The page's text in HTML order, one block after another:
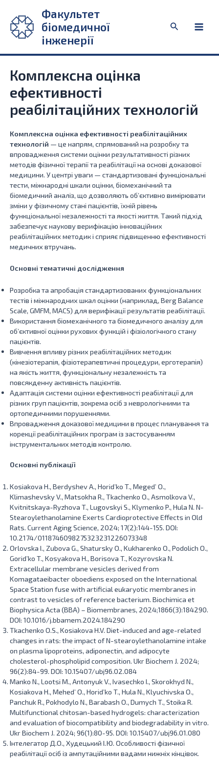
вмісту
Факультет
біомедичної
інженерії
Пошук
Комплексна оцінка
ефективності
реабілітаційних технологій
Комплексна оцінка ефективності реабілітаційних
технологій — це напрям, спрямований на розробку та
впровадження системи оцінки результативності різних
методів фізичної терапії та реабілітації на основі доказової
медицини. У центрі уваги — стандартизовані функціональні
тести, міжнародні шкали оцінки, біомеханічний та
біомедичний аналіз, що дозволяють об’єктивно вимірювати
зміни у фізичному стані пацієнтів, їхній рівень
функціональної незалежності та якості життя. Такий підхід
забезпечує наукову верифікацію інноваційних
реабілітаційних методик і сприяє підвищенню ефективності
медичних втручань.
Основні тематичні дослідження
Розробка та апробація стандартизованих функціональних
тестів і міжнародних шкал оцінки (наприклад, Berg Balance
Scale, GMFM, MACS) для верифікації результатів реабілітації.
Використання біомеханічного та біомедичного аналізу для
об’єктивної оцінки рухових функцій і фізіологічного стану
пацієнтів.
Вивчення впливу різних реабілітаційних методик
(кінезіотерапія, фізіотерапевтичні процедури, ерготерапія)
на якість життя, функціональну незалежність та
повсякденну активність пацієнтів.
Адаптація системи оцінки ефективності реабілітації для
різних груп пацієнтів, зокрема осіб з неврологічними та
ортопедичними порушеннями.
Впровадження доказової медицини в процес планування та
корекції реабілітаційних програм із застосуванням
інструментальних методів контролю.
Основні публікації
Kosiakova H., Berdyshev A., Horid’ko T., Meged’ O.,
Klimashevsky V., Matsokha R., Tkachenko O., Asmolkova V.,
Kvitnitskaya-Ryzhova T., Lugovskyi S., Klymenko P., Hula N. N-
Stearoylethanolamine Exerts Cardioprotective Effects in Old
Rats. Current Aging Science, 2024; 17(2):144-155. DOI:
10.2174/0118746098275323231226073348
Orlovska I., Zubova G., Shatursky O., Kukharenko O., Podolich O.,
Gorid’ko T., Kosyakova H., Borisova T., Kozyrovska N.
Extracellular membrane vesicles derived from
Komagataeibacter oboediens exposed on the International
Space Station fuse with artificial eukaryotic membranes in
contrast to vesicles of reference bacterium. Biochimica et
Biophysica Acta (BBA) – Biomembranes, 2024;1866(3):184290.
DOI: 10.1016/j.bbamem.2024.184290
Tkachenko O.S., Kosiakova H.V. Diet-induced and age-related
changes in rats: the impact of N-stearoylethanolamine intake
on plasma lipoproteins, adiponectin, and adipocyte
cholesterol-phospholipid composition. Ukr Biochem J. 2024;
96(2):84-99. DOI: 10.15407/ubj96.02.084
Manko N., Lootsi M., Antonyuk V., Ivasechko I., Skorokhyd N.,
Kosiakova H., Mehed’ O., Horid’ko T., Hula N., Klyuchivska O.,
Panchuk R., Pokhodylo N., Barabash O., Dumych T., Stoika R.
Multifunctional chitosan-based hydrogels: characterization
and evaluation of biocompatibility and biodegradability in vitro.
Ukr Biochem J. 2024; 96(1):80-95. DOI: 10.15407/ubj96.01.080
Інтелегатор Д.О., Худецький І.Ю. Особливості фізичної
реабілітації осіб із ампутаційними вадами нижніх кінцівок.